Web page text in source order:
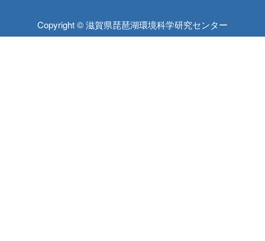
Copyright © 滋賀県琵琶湖環境科学研究センター